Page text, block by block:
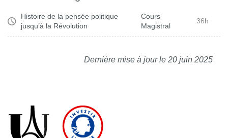
Histoire de la pensée politique
jusqu’à la Révolution
Cours
Magistral
36h
Dernière mise à jour le 20 juin 2025